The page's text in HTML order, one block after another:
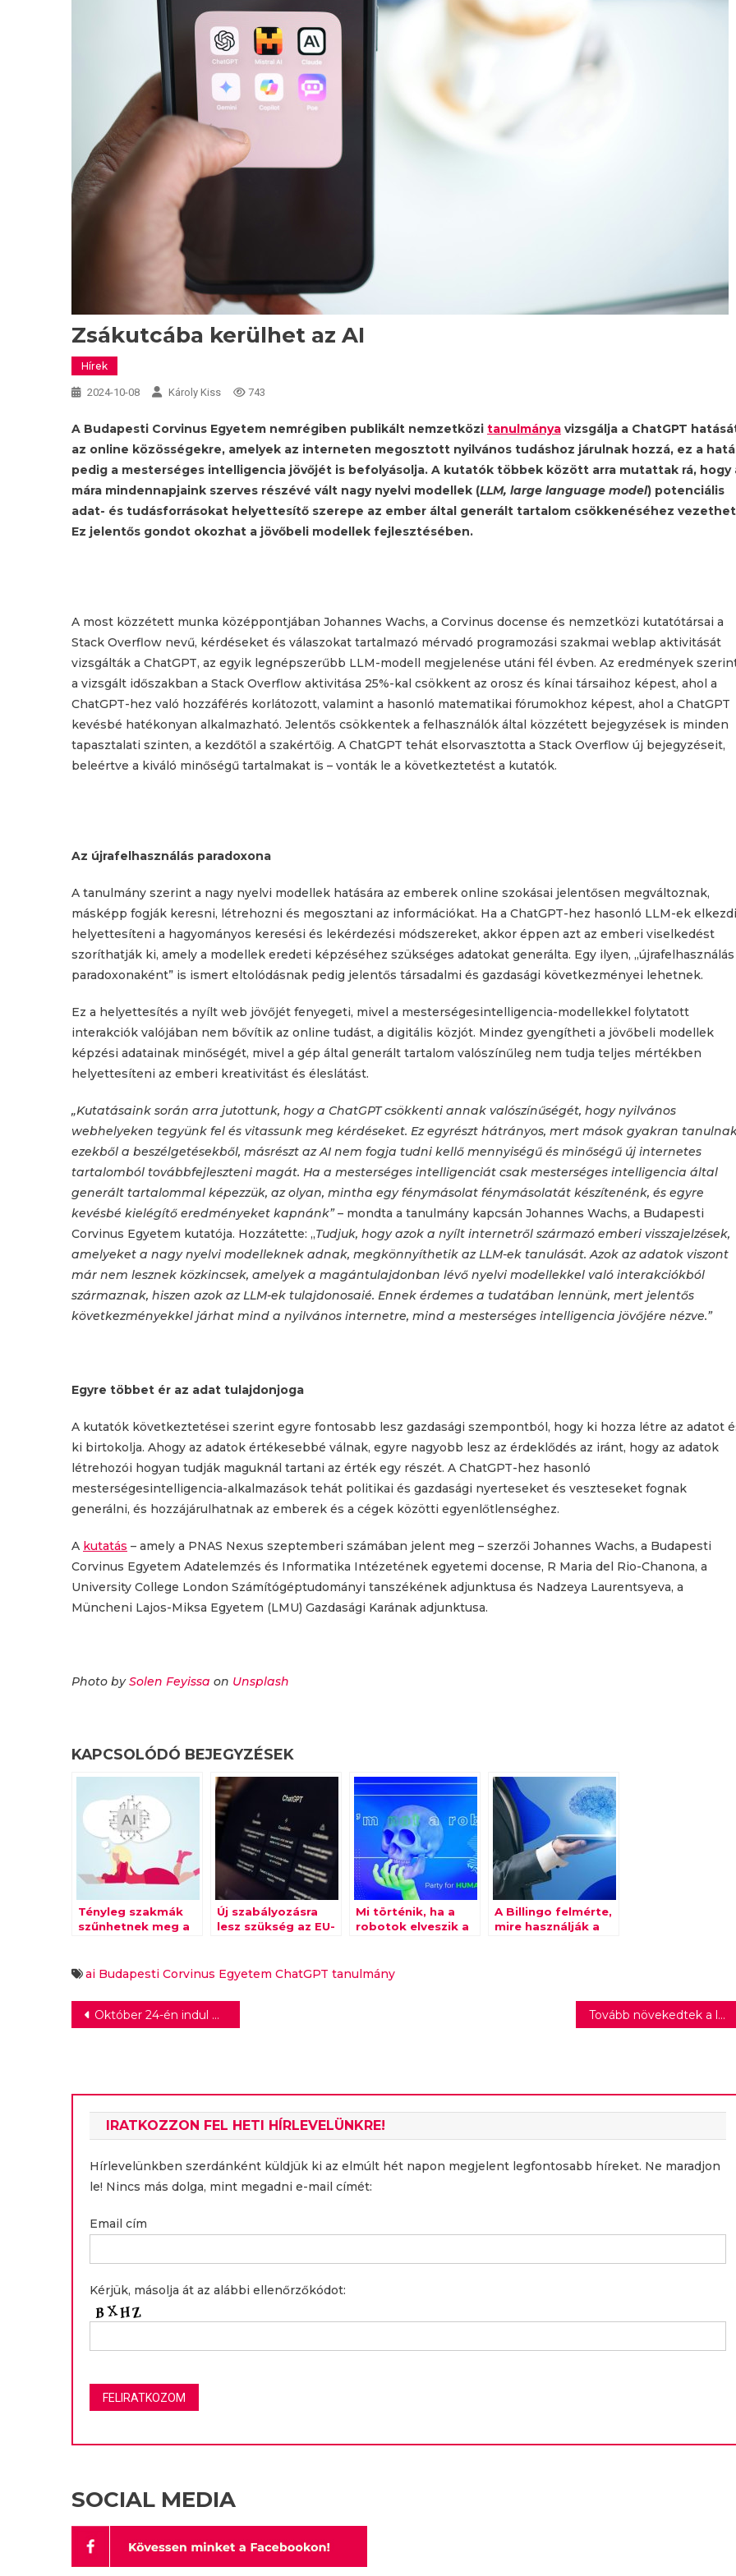
Zsákutcába kerülhet az AI
Hírek
2024-10-08 Károly Kiss 743
A Budapesti Corvinus Egyetem nemrégiben publikált nemzetközi tanulmánya vizsgálja a ChatGPT
az online közösségekre, amelyek az interneten megosztott nyilvános tudáshoz járulnak hozzá, ez a
pedig a mesterséges intelligencia jövőjét is befolyásolja. A kutatók többek között arra mutattak rá, hogy
mára mindennapjaink szerves részévé vált nagy nyelvi modellek (LLM, large language model) potenciális
adat- és tudásforrásokat helyettesítő szerepe az ember által generált tartalom csökkenéséhez
Ez jelentős gondot okozhat a jövőbeli modellek fejlesztésében.
A most közzétett munka középpontjában Johannes Wachs, a Corvinus docense és nemzetközi kutatótársai a
Stack Overflow nevű, kérdéseket és válaszokat tartalmazó mérvadó programozási szakmai weblap aktivitását
vizsgálták a ChatGPT, az egyik legnépszerűbb LLM-modell megjelenése utáni fél évben. Az eredmények
a vizsgált időszakban a Stack Overflow aktivitása 25%-kal csökkent az orosz és kínai társaihoz képest, ahol a
ChatGPT-hez való hozzáférés korlátozott, valamint a hasonló matematikai fórumokhoz képest, ahol a ChatGPT
kevésbé hatékonyan alkalmazható. Jelentős csökkentek a felhasználók által közzétett bejegyzések is minden
tapasztalati szinten, a kezdőtől a szakértőig. A ChatGPT tehát elsorvasztotta a Stack Overflow új bejegyzéseit,
beleértve a kiváló minőségű tartalmakat is – vonták le a következtetést a kutatók.
Az újrafelhasználás paradoxona
A tanulmány szerint a nagy nyelvi modellek hatására az emberek online szokásai jelentősen megváltoznak,
másképp fogják keresni, létrehozni és megosztani az információkat. Ha a ChatGPT-hez hasonló LLM-ek
helyettesíteni a hagyományos keresési és lekérdezési módszereket, akkor éppen azt az emberi viselkedést
szoríthatják ki, amely a modellek eredeti képzéséhez szükséges adatokat generálta. Egy ilyen, „újrafelhasználás
paradoxonaként” is ismert eltolódásnak pedig jelentős társadalmi és gazdasági következményei lehetnek.
Ez a helyettesítés a nyílt web jövőjét fenyegeti, mivel a mesterségesintelligencia-modellekkel folytatott
interakciók valójában nem bővítik az online tudást, a digitális közjót. Mindez gyengítheti a jövőbeli modellek
képzési adatainak minőségét, mivel a gép által generált tartalom valószínűleg nem tudja teljes mértékben
helyettesíteni az emberi kreativitást és éleslátást.
„Kutatásaink során arra jutottunk, hogy a ChatGPT csökkenti annak valószínűségét, hogy nyilvános
webhelyeken tegyünk fel és vitassunk meg kérdéseket. Ez egyrészt hátrányos, mert mások gyakran
ezekből a beszélgetésekből, másrészt az AI nem fogja tudni kellő mennyiségű és minőségű új internetes
tartalomból továbbfejleszteni magát. Ha a mesterséges intelligenciát csak mesterséges intelligencia által
generált tartalommal képezzük, az olyan, mintha egy fénymásolat fénymásolatát készítenénk, és egyre
kevésbé kielégítő eredményeket kapnánk”– mondta a tanulmány kapcsán Johannes Wachs, a Budapesti
Corvinus Egyetem kutatója. Hozzátette: „Tudjuk, hogy azok a nyílt internetről származó emberi visszajelzések,
amelyeket a nagy nyelvi modelleknek adnak, megkönnyíthetik az LLM-ek tanulását. Azok az adatok viszont
már nem lesznek közkincsek, amelyek a magántulajdonban lévő nyelvi modellekkel való interakciókból
származnak, hiszen azok az LLM-ek tulajdonosaié. Ennek érdemes a tudatában lennünk, mert jelentős
következményekkel járhat mind a nyilvános internetre, mind a mesterséges intelligencia jövőjére nézve.”
Egyre többet ér az adat tulajdonjoga
A kutatók következtetései szerint egyre fontosabb lesz gazdasági szempontból, hogy ki hozza létre az adatot
ki birtokolja. Ahogy az adatok értékesebbé válnak, egyre nagyobb lesz az érdeklődés az iránt, hogy az adatok
létrehozói hogyan tudják maguknál tartani az érték egy részét. A ChatGPT-hez hasonló
mesterségesintelligencia-alkalmazások tehát politikai és gazdasági nyerteseket és veszteseket fognak
generálni, és hozzájárulhatnak az emberek és a cégek közötti egyenlőtlenséghez.
A kutatás – amely a PNAS Nexus szeptemberi számában jelent meg – szerzői Johannes Wachs, a Budapesti
Corvinus Egyetem Adatelemzés és Informatika Intézetének egyetemi docense, R Maria del Rio-Chanona, a
University College London Számítógéptudományi tanszékének adjunktusa és Nadzeya Laurentsyeva, a
Müncheni Lajos-Miksa Egyetem (LMU) Gazdasági Karának adjunktusa.
Photo bySolen Feyissa on Unsplash
KAPCSOLÓDÓ BEJEGYZÉSEK
Tényleg szakmák
szűnhetnek meg a
Új szabályozásra
lesz szükség az EU-
Mi történik, ha a
robotok elveszik a
buliján kiderül
A Billingo felmérte,
mire használják a
ai Budapesti Corvinus Egyetem ChatGPT tanulmány
Bejegyzés
Október 24-én indul Osváth Zsolt és Kovács András Péter saját műsora is Tovább növekedtek a labdarúgóklubok bevételei Európában
IRATKOZZON FEL HETI HÍRLEVELÜNKRE!
Hírlevelünkben szerdánként küldjük ki az elmúlt hét napon megjelent legfontosabb híreket. Ne maradjon
le! Nincs más dolga, mint megadni e-mail címét:
Email cím
Kérjük, másolja át az alábbi ellenőrzőkódot:
SOCIAL MEDIA